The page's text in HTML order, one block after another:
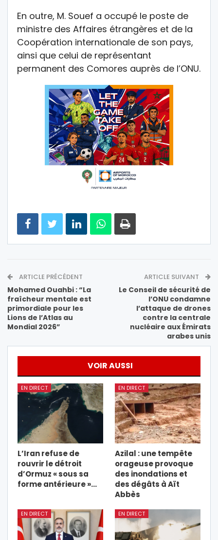
En outre, M. Souef a occupé le poste de
ministre des Affaires étrangères et de la
Coopération internationale de son pays,
ainsi que celui de représentant
permanent des Comores auprès de l’ONU.
ARTICLE PRÉCÉDENT
Mohamed Ouahbi : “La
fraîcheur mentale est
primordiale pour les
Lions de l’Atlas au
Mondial 2026”
ARTICLE SUIVANT
Le Conseil de sécurité de
l’ONU condamne
l’attaque de drones
contre la centrale
nucléaire aux Émirats
arabes unis
VOIR AUSSI
EN DIRECT
L’Iran refuse de
rouvrir le détroit
d’Ormuz « sous sa
forme antérieure »…
EN DIRECT
Azilal : une tempête
orageuse provoque
des inondations et
des dégâts à Aït
Abbès
EN DIRECT EN DIRECT